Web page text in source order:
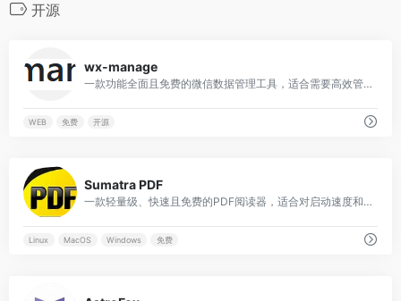
开源
wx-manage
一款功能全面且免费的微信数据管理工具，适合需要高效管理和分析微信数据的用户，但需要一定的技术基础。
WEB 免费 开源
Sumatra PDF
一款轻量级、快速且免费的PDF阅读器，适合对启动速度和资源占用有要求的用户，尤其适合日常阅读和简单的文档管理需求。
Linux MacOS Windows 免费